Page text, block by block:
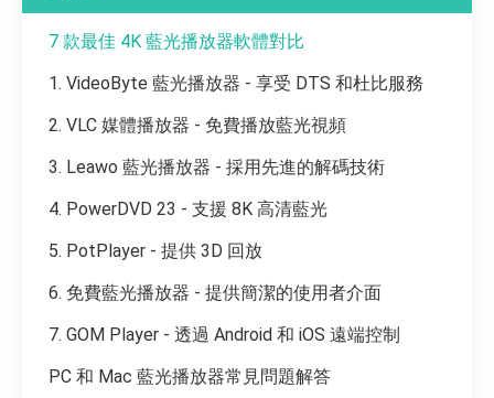
7 款最佳 4K 藍光播放器軟體對比
1. VideoByte 藍光播放器 - 享受 DTS 和杜比服務
2. VLC 媒體播放器 - 免費播放藍光視頻
3. Leawo 藍光播放器 - 採用先進的解碼技術
4. PowerDVD 23 - 支援 8K 高清藍光
5. PotPlayer - 提供 3D 回放
6. 免費藍光播放器 - 提供簡潔的使用者介面
7. GOM Player - 透過 Android 和 iOS 遠端控制
PC 和 Mac 藍光播放器常見問題解答